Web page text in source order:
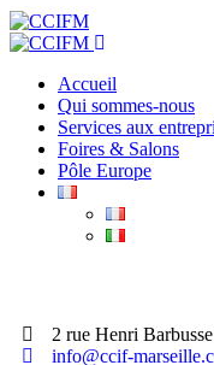
Accueil
Qui sommes-nous
Services aux
Foires & Salons
Pôle Europe
2 rue Henri
info@ccif-